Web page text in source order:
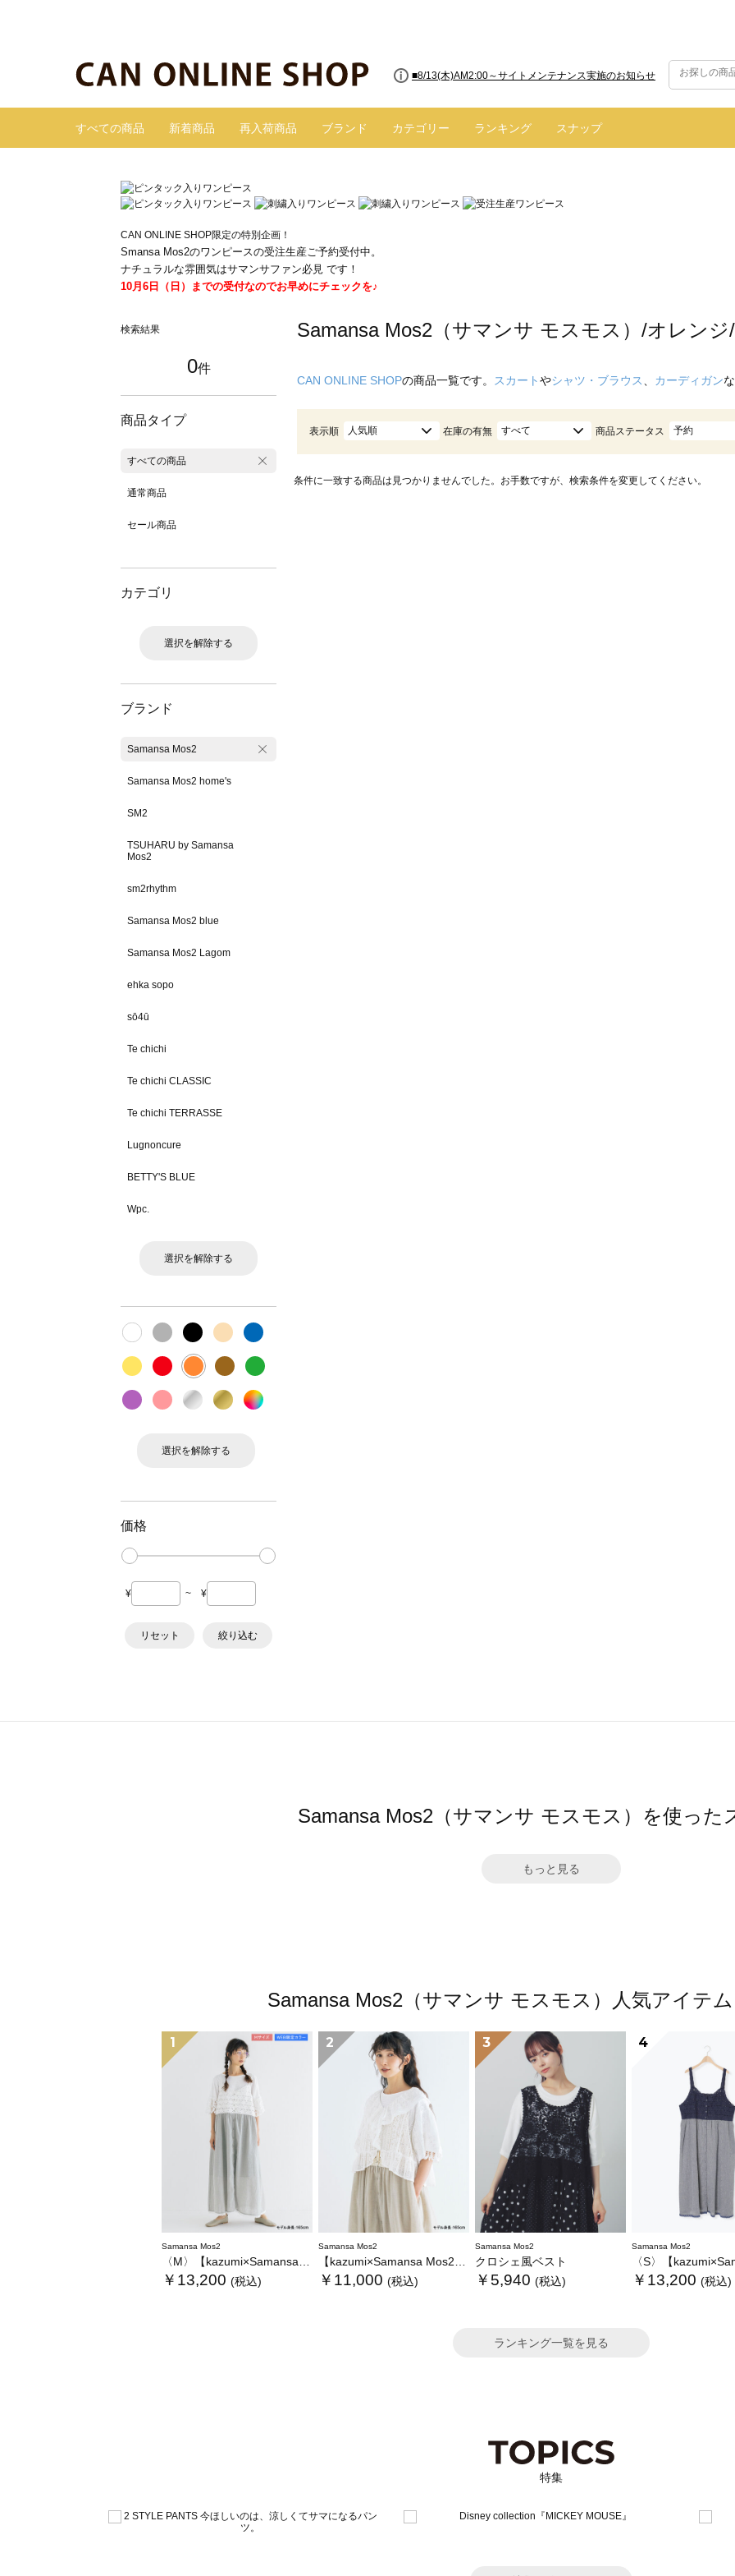
■8/13(木)AM2:00～サイトメンテナンス実施のお知らせ
すべての商品 新着商品 再入荷商品 ブランド カテゴリー ランキング スナップ
CAN ONLINE SHOP限定の特別企画！
Smansa Mos2のワンピースの受注生産ご予約受付中。
ナチュラルな雰囲気はサマンサファン必見 です！
10月6日（日）までの受付なのでお早めにチェックを♪
検索結果
0件
商品タイプ
すべての商品
通常商品
セール商品
カテゴリ
選択を解除する
ブランド
Samansa Mos2
Samansa Mos2 home's
SM2
TSUHARU by Samansa
Mos2
sm2rhythm
Samansa Mos2 blue
Samansa Mos2 Lagom
ehka sopo
sō4ū
Te chichi
Te chichi CLASSIC
Te chichi TERRASSE
Lugnoncure
BETTY'S BLUE
Wpc.
選択を解除する
選択を解除する
価格
¥ ~ ¥
リセット 絞り込む
Samansa Mos2（サマンサ モスモス）/オレンジ
CAN ONLINE SHOPの商品一覧です。 スカートやシャツ・ブラウス カーディガン
表示順 人気順 在庫の有無 すべて 商品ステータス 予約
条件に一致する商品は見つかりませんでした。お手数ですが、検索条件を変更してください。
Samansa Mos2（サマンサ モスモス）を使った
もっと見る
Samansa Mos2（サマンサ モスモス）人気アイテ
1
Samansa Mos2
〈M〉【kazumi×Samansa Mos2】キャミワンピース《WEB限定カラーあり》
￥13,200 (税込)
2
Samansa Mos2
【kazumi×Samansa Mos2】レースフリルブラウス
￥11,000 (税込)
3
Samansa Mos2
クロシェ風ベスト
￥5,940 (税込)
4
Samansa Mos2
〈S〉【kazumi×Samansa Mos2】キャミワンピース《
￥13,200 (税込)
ランキング一覧を見る
特集